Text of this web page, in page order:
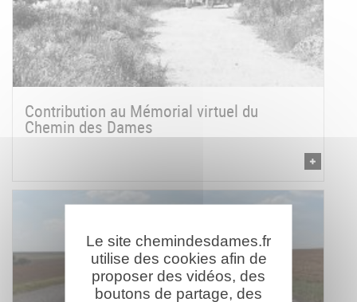
Contribution au Mémorial virtuel du
Chemin des Dames
Le site chemindesdames.fr
utilise des cookies afin de
proposer des vidéos, des
boutons de partage, des